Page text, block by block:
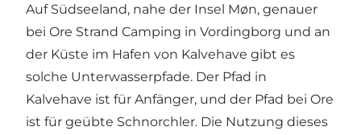
Auf Südseeland, nahe der Insel Møn, genauer
bei Ore Strand Camping in Vordingborg und an
der Küste im Hafen von Kalvehave gibt es
solche Unterwasserpfade. Der Pfad in
Kalvehave ist für Anfänger, und der Pfad bei Ore
ist für geübte Schnorchler. Die Nutzung dieses